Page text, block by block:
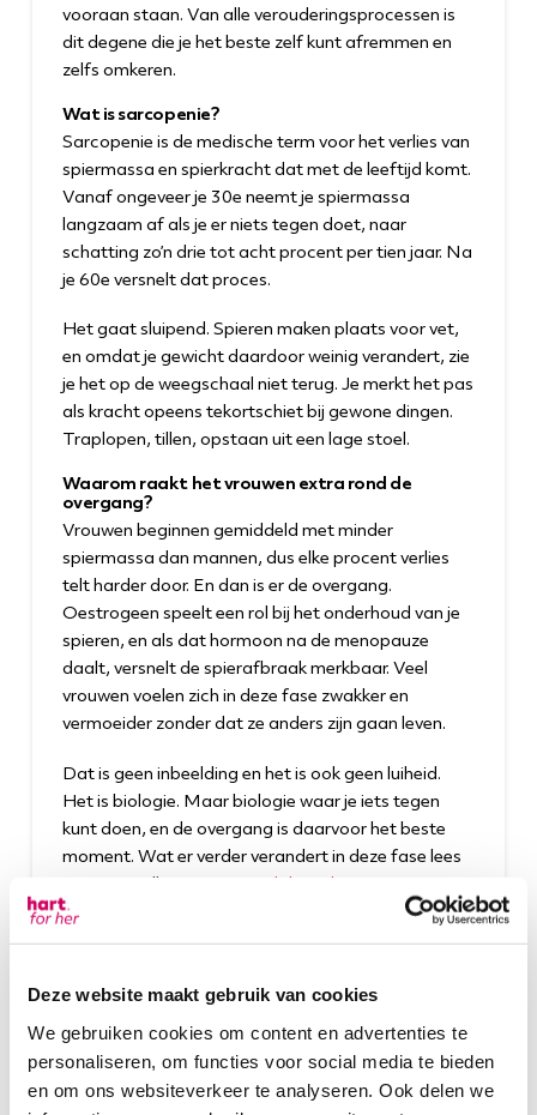
Deze website maakt gebruik van cookies
We gebruiken cookies om content en advertenties te
personaliseren, om functies voor social media te bieden
en om ons websiteverkeer te analyseren. Ook delen we
vooraan staan. Van alle verouderingsprocessen is
dit degene die je het beste zelf kunt afremmen en
zelfs omkeren.
Wat is sarcopenie?
Sarcopenie is de medische term voor het verlies van
spiermassa en spierkracht dat met de leeftijd komt.
Vanaf ongeveer je 30e neemt je spiermassa
langzaam af als je er niets tegen doet, naar
schatting zo’n drie tot acht procent per tien jaar. Na
je 60e versnelt dat proces.
Het gaat sluipend. Spieren maken plaats voor vet,
en omdat je gewicht daardoor weinig verandert, zie
je het op de weegschaal niet terug. Je merkt het pas
als kracht opeens tekortschiet bij gewone dingen.
Traplopen, tillen, opstaan uit een lage stoel.
Waarom raakt het vrouwen extra rond de
overgang?
Vrouwen beginnen gemiddeld met minder
spiermassa dan mannen, dus elke procent verlies
telt harder door. En dan is er de overgang.
Oestrogeen speelt een rol bij het onderhoud van je
spieren, en als dat hormoon na de menopauze
daalt, versnelt de spierafbraak merkbaar. Veel
vrouwen voelen zich in deze fase zwakker en
vermoeider zonder dat ze anders zijn gaan leven.
Dat is geen inbeelding en het is ook geen luiheid.
Het is biologie. Maar biologie waar je iets tegen
kunt doen, en de overgang is daarvoor het beste
moment. Wat er verder verandert in deze fase lees
Hoe herken je sarcopenie bij jezelf?
Potten en flessen openen kost zichtbaar meer
moeite
Je zoekt de leuning bij het traplopen
Opstaan uit een lage stoel gaat niet meer